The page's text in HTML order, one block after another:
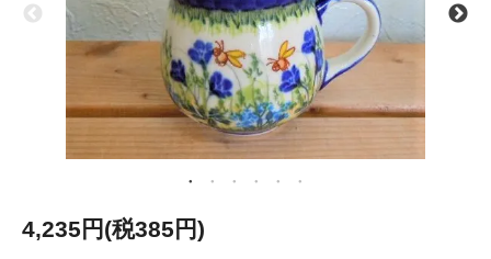
4,235円(税385円)